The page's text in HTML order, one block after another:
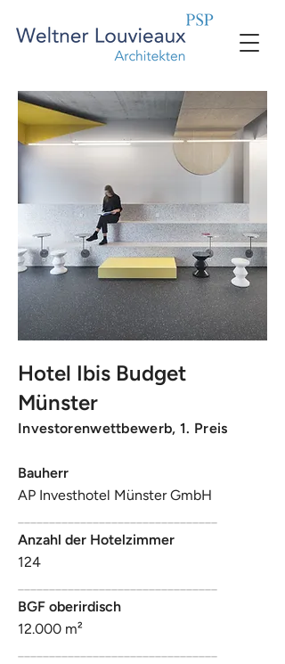
Hotel Ibis Budget
Münster
Investorenwettbewerb, 1. Preis
Bauherr
AP Investhotel Münster GmbH
Anzahl der Hotelzimmer
124
BGF oberirdisch
12.000 m²